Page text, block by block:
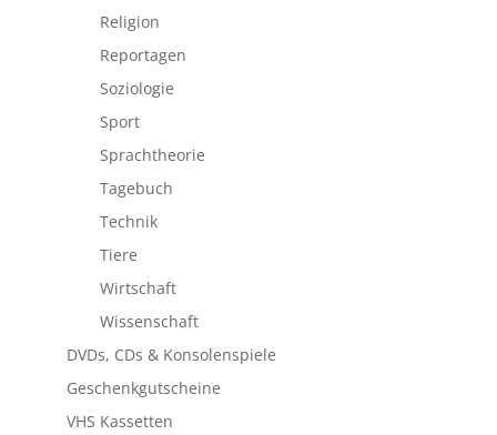
Religion
Reportagen
Soziologie
Sport
Sprachtheorie
Tagebuch
Technik
Tiere
Wirtschaft
Wissenschaft
DVDs, CDs & Konsolenspiele
Geschenkgutscheine
VHS Kassetten